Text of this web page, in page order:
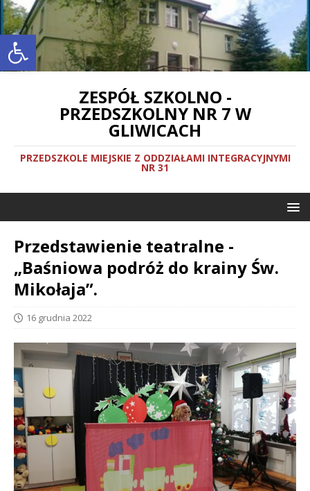
Otwórz pasek narzędzi
ZESPÓŁ SZKOLNO -
PRZEDSZKOLNY NR 7 W
GLIWICACH
PRZEDSZKOLE MIEJSKIE Z ODDZIAŁAMI INTEGRACYJNYMI
NR 31
Przedstawienie teatralne -
„Baśniowa podróż do krainy Św.
Mikołaja”.
16 grudnia 2022